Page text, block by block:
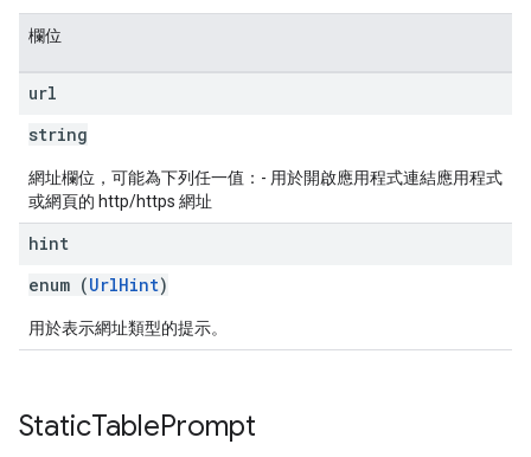
欄位
url
string
網址欄位，可能為下列任一值：- 用於開啟應用程式連結應用程式
或網頁的 http/https 網址
hint
enum (UrlHint)
用於表示網址類型的提示。
StaticTablePrompt